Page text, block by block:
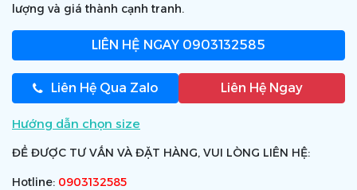
lượng và giá thành cạnh tranh.
LIÊN HỆ NGAY 0903132585
Liên Hệ Qua Zalo Liên Hệ Ngay
Hướng dẫn chọn size
ĐỂ ĐƯỢC TƯ VẤN VÀ ĐẶT HÀNG, VUI LÒNG LIÊN HỆ:
Hotline: 0903132585